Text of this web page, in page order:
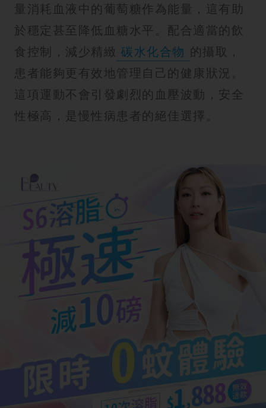
量消耗血液中的葡萄糖作為能量，這有助
於穩定甚至降低血糖水平。配合適當的飲
食控制，減少精緻 碳水化合物 的攝取，
患者能夠更有效地管理自己的健康狀況。
這項運動不會引發劇烈的血壓波動，安全
性極高，是慢性病患者的絕佳選擇。